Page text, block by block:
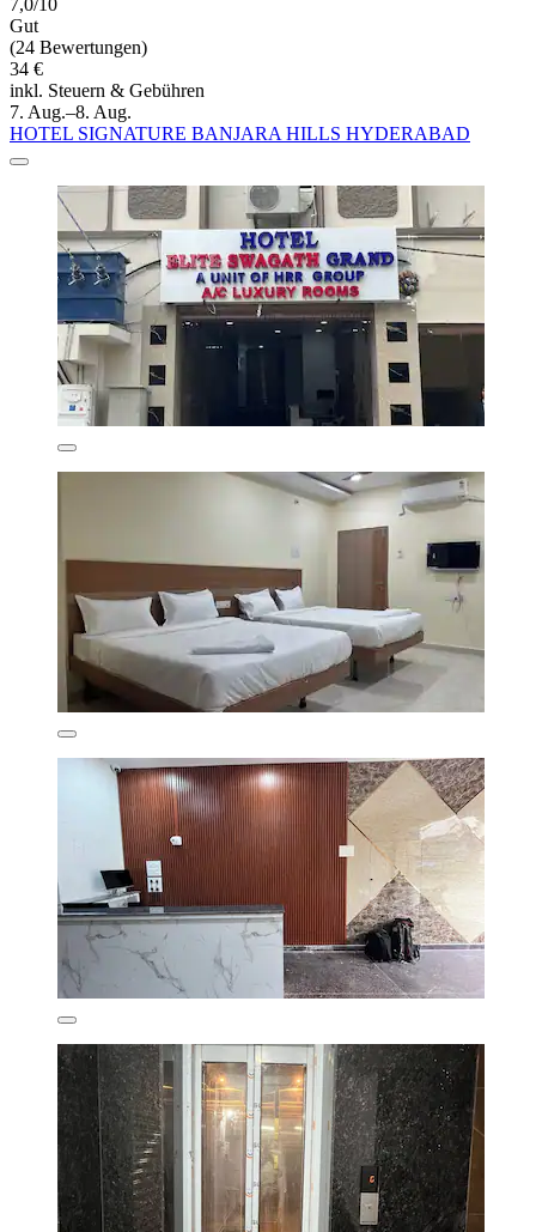
Gut
(24 Bewertungen)
34 €
inkl. Steuern & Gebühren
7. Aug.–8. Aug.
HOTEL SIGNATURE BANJARA HILLS HYDERABAD